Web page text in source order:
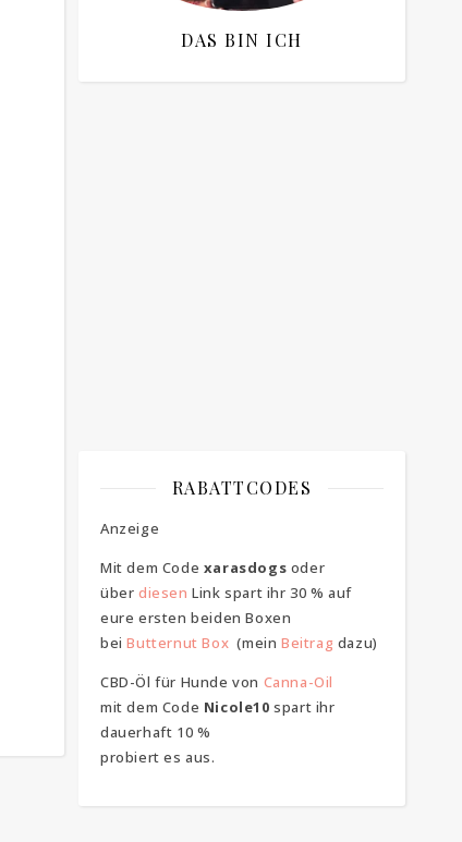
DAS BIN ICH
RABATTCODES
Anzeige
Mit dem Code xarasdogs oder
über diesen Link spart ihr 30 % auf
eure ersten beiden Boxen
beiButternut Box (meinBeitrag dazu)
CBD-Öl für Hunde von Canna-Oil
mit dem Code Nicole10 spart ihr
dauerhaft 10 %
probiert es aus.